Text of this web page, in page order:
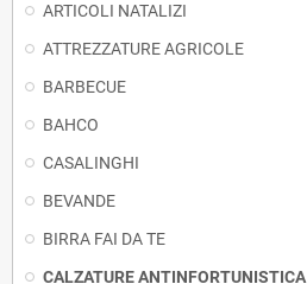
ARTICOLI NATALIZI
ATTREZZATURE AGRICOLE
BARBECUE
BAHCO
CASALINGHI
BEVANDE
BIRRA FAI DA TE
CALZATURE ANTINFORTUNISTICA